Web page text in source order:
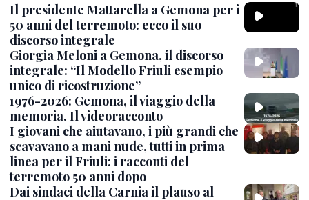
Il presidente Mattarella a Gemona per i
50 anni del terremoto: ecco il suo
discorso integrale
Giorgia Meloni a Gemona, il discorso
integrale: “Il Modello Friuli esempio
unico di ricostruzione”
1976-2026: Gemona, il viaggio della
memoria. Il videoracconto
I giovani che aiutavano, i più grandi che
scavavano a mani nude, tutti in prima
linea per il Friuli: i racconti del
terremoto 50 anni dopo
Dai sindaci della Carnia il plauso al